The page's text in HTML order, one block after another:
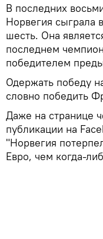
В последних
Норвегия сыграла
шесть. Она
последнем
победителем
Одержать победу
словно победить
Даже на странице
публикации на
"Норвегия
Евро, чем когда-